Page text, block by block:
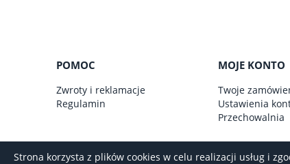
Strona korzysta z plików cookies w celu realizacji usług i
POMOC
Zwroty i reklamacje
Regulamin
MOJE KONTO
Twoje
Ustawienia
Przechowalnia